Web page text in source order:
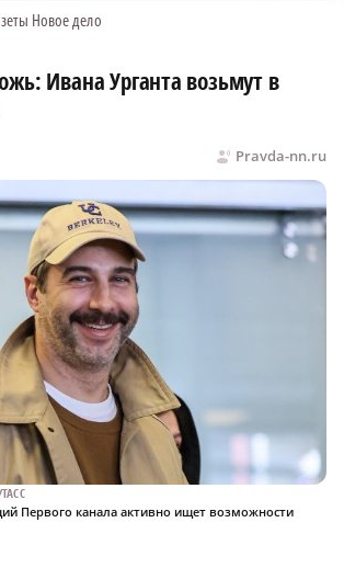
Новое дело
Ивана Урганта возьмут в
Pravda-nn.ru
Первого канала активно ищет возможности